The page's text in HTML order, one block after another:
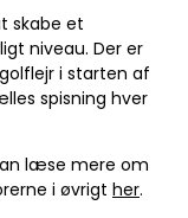
skabe et
niveau. Der er
i starten af
spisning hver
læse mere om
i øvrigt her.